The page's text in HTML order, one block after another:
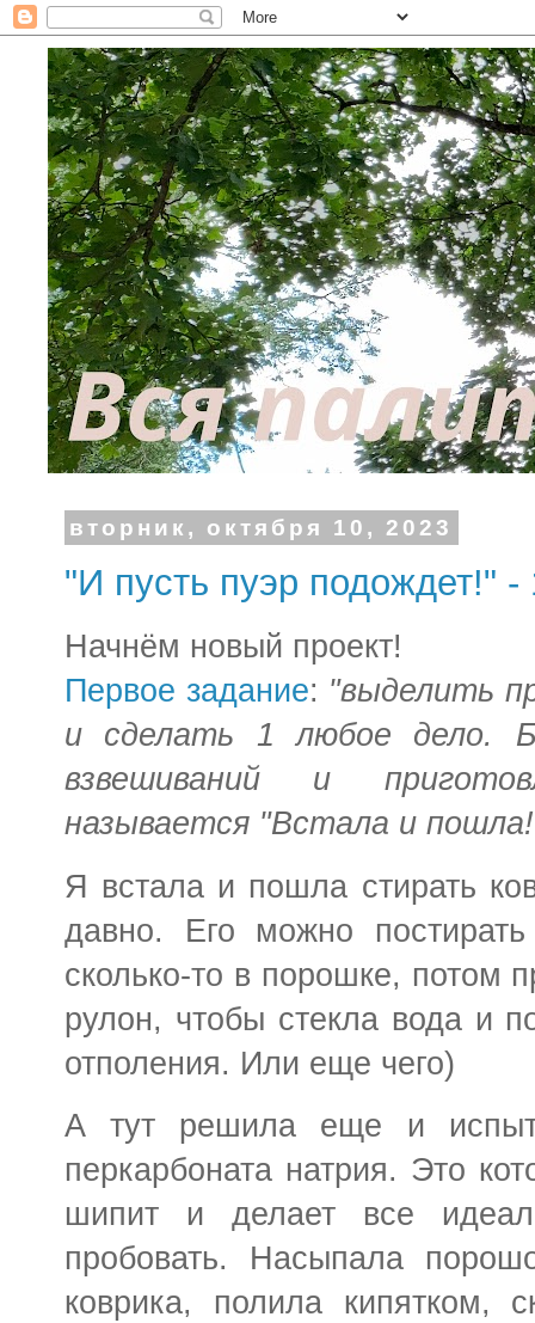
вторник, октября 10, 2023
"И пусть пуэр подождет!" -
Начнём новый проект!
Первое задание: "выделить
и сделать 1 любое дело.
взвешиваний и
называется "Встала и
Я встала и пошла стирать
давно. Его можно
сколько-то в порошке, потом
рулон, чтобы стекла вода и
отполения. Или еще чего)
А тут решила еще и
перкарбоната натрия. Это
шипит и делает все
пробовать. Насыпала
коврика, полила кипятком,